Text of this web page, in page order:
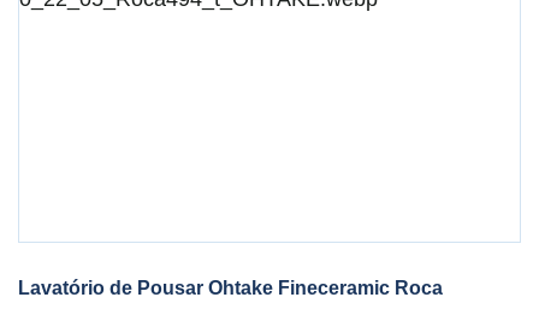
Lavatório de Pousar Ohtake Fineceramic Roca